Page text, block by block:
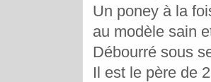
Un poney à la
au modèle sain
Débourré sous
Il est le père de